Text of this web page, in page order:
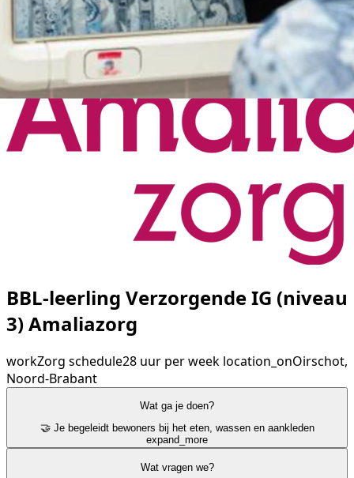
BBL-leerling Verzorgende IG (niveau
3) Amaliazorg
workZorg schedule28 uur per week location_onOirschot,
Noord-Brabant
Wat ga je doen?
🤝 Je begeleidt bewoners bij het eten, wassen en aankleden
expand_more
Wat vragen we?